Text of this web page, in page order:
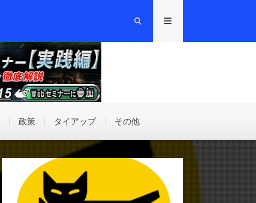
政策 タイアップ その他